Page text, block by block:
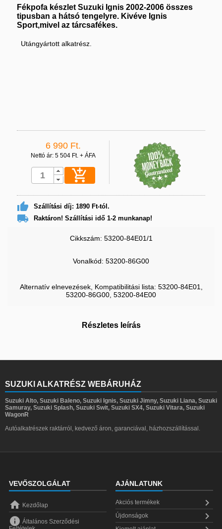
Fékpofa készlet Suzuki Ignis 2002-2006 összes
tipusban a hátsó tengelyre. Kivéve Ignis
Sport,mivel az tárcsafékes.
Utángyártott alkatrész.
6 990 Ft.
Nettó ár: 5 504 Ft. + ÁFA

 Szállítási díj: 1890 Ft-tól.
 Raktáron! Szállítási idő 1-2 munkanap!
Cikkszám: 53200-84E01/1
Vonalkód: 53200-86G00
Alternatív elnevezések, Kompatibilitási lista: 53200-84E01,
53200-86G00, 53200-84E00
Részletes leírás
SUZUKI ALKATRÉSZ WEBÁRUHÁZ
Suzuki Alto, Suzuki Baleno, Suzuki Ignis, Suzuki Jimny, Suzuki Liana, Suzuki
Samuray, Suzuki Splash, Suzuki Swit, Suzuki SX4, Suzuki Vitara, Suzuki
WagonR
Autóalkatrészek raktárról, kedvező áron, garanciával, házhozszállítással.
VEVŐSZOLGÁLAT
 Kezdőlap
 Általános Szerződési
AJÁNLATUNK
Akciós termékek 
Újdonságok 